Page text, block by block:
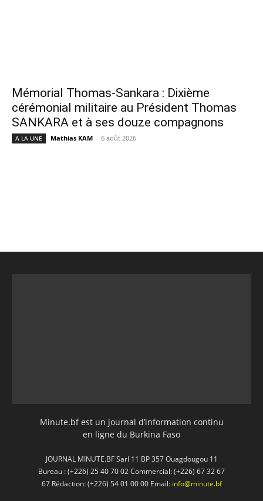
Mémorial Thomas-Sankara : Dixième
cérémonial militaire au Président Thomas
SANKARA et à ses douze compagnons
A LA UNE Mathias KAM - 6 août 2026
Minute.bf est un journal d’information continu
en ligne du Burkina Faso
JOURNAL MINUTE.BF Sarl 11 BP 357 Ouagdougou 11
Bureau : (+226) 25 40 70 02 Commercial: (+226) 67 32 67
67 Rédaction: (+226) 54 01 00 00 Email: info@minute.bf